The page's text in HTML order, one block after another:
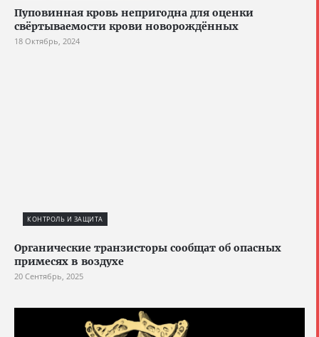
Пуповинная кровь непригодна для оценки
свёртываемости крови новорождённых
18 Октябрь, 2024
КОНТРОЛЬ И ЗАЩИТА
Органические транзисторы сообщат об опасных
примесях в воздухе
20 Сентябрь, 2025